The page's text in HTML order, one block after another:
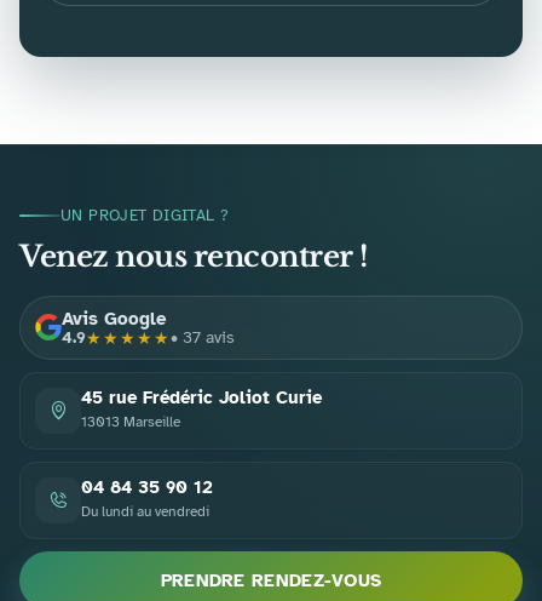
UN PROJET DIGITAL ?
Venez nous rencontrer !
Avis Google
4.9★★★★★• 37 avis
PACOM1 4.9 37
45 rue Frédéric Joliot Curie
13013 Marseille
04 84 35 90 12
Du lundi au vendredi
PRENDRE RENDEZ-VOUS